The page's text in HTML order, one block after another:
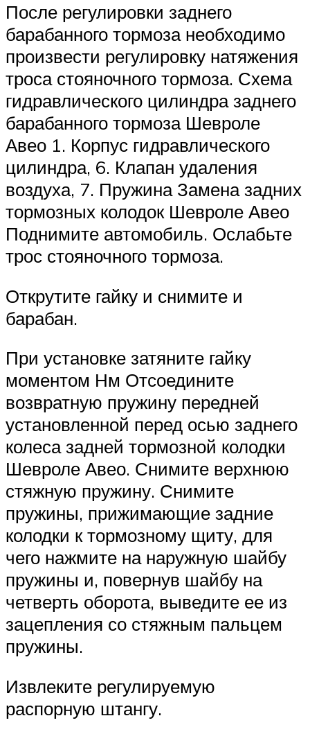
После регулировки заднего
барабанного тормоза необходимо
произвести регулировку натяжения
троса стояночного тормоза. Схема
гидравлического цилиндра заднего
барабанного тормоза Шевроле
Авео 1. Корпус гидравлического
цилиндра, 6. Клапан удаления
воздуха, 7. Пружина Замена задних
тормозных колодок Шевроле Авео
Поднимите автомобиль. Ослабьте
трос стояночного тормоза.
Открутите гайку и снимите и
барабан.
При установке затяните гайку
моментом Нм Отсоедините
возвратную пружину передней
установленной перед осью заднего
колеса задней тормозной колодки
Шевроле Авео. Снимите верхнюю
стяжную пружину. Снимите
пружины, прижимающие задние
колодки к тормозному щиту, для
чего нажмите на наружную шайбу
пружины и, повернув шайбу на
четверть оборота, выведите ее из
зацепления со стяжным пальцем
пружины.
Извлеките регулируемую
распорную штангу.